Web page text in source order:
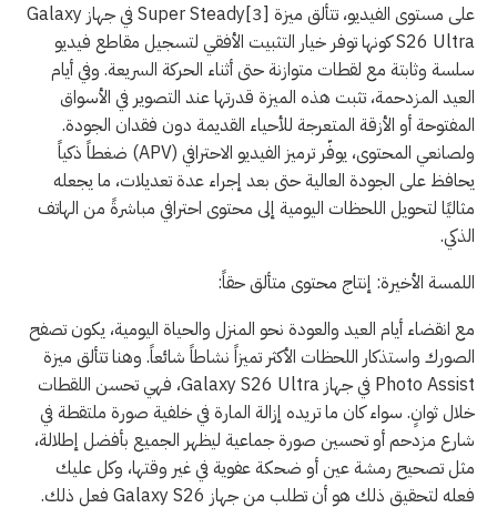
على مستوى الفيديو، تتألق ميزة [3]Super Steady في جهاز Galaxy
S26 Ultra كونها توفر خيار التثبيت الأفقي لتسجيل مقاطع فيديو
سلسة وثابتة مع لقطات متوازنة حتى أثناء الحركة السريعة. وفي أيام
العيد المزدحمة، تثبت هذه الميزة قدرتها عند التصوير في الأسواق
المفتوحة أو الأزقة المتعرجة للأحياء القديمة دون فقدان الجودة.
ولصانعي المحتوى، يوفّر ترميز الفيديو الاحترافي (APV) ضغطاً ذكياً
يحافظ على الجودة العالية حتى بعد إجراء عدة تعديلات، ما يجعله
مثاليًا لتحويل اللحظات اليومية إلى محتوى احترافي مباشرةً من الهاتف
الذكي.
اللمسة الأخيرة: إنتاج محتوى متألق حقاً:
مع انقضاء أيام العيد والعودة نحو المنزل والحياة اليومية، يكون تصفح
الصورك واستذكار اللحظات الأكثر تميزاً نشاطاً شائعاً. وهنا تتألق ميزة
Photo Assist في جهاز Galaxy S26 Ultra، فهي تحسن اللقطات
خلال ثوانٍ. سواء كان ما تريده إزالة المارة في خلفية صورة ملتقطة في
شارع مزدحم أو تحسين صورة جماعية ليظهر الجميع بأفضل إطلالة،
مثل تصحيح رمشة عين أو ضحكة عفوية في غير وقتها، وكل عليك
فعله لتحقيق ذلك هو أن تطلب من جهاز Galaxy S26 فعل ذلك.